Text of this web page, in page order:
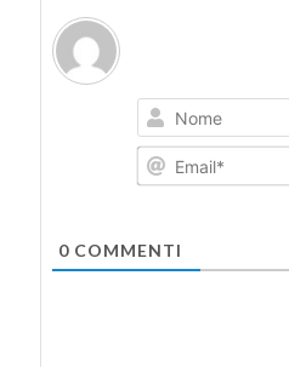
0COMMENTI